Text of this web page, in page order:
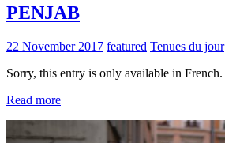
PENJAB
22 November 2017 featured Tenues du jour
Sorry, this entry is only available in French.
Read more